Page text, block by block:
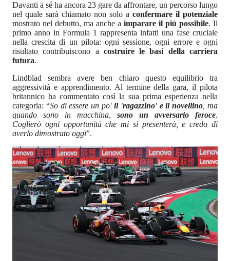
Davanti a sé ha ancora 23 gare da affrontare, un percorso lungo
nel quale sarà chiamato non solo a confermare il potenziale
mostrato nel debutto, ma anche a imparare il più possibile. Il
primo anno in Formula 1 rappresenta infatti una fase cruciale
nella crescita di un pilota: ogni sessione, ogni errore e ogni
risultato contribuiscono a costruire le basi della carriera
futura.
Lindblad sembra avere ben chiaro questo equilibrio tra
aggressività e apprendimento. Al termine della gara, il pilota
britannico ha commentato così la sua prima esperienza nella
categoria: “So di essere un po' il 'ragazzino' e il novellino , ma
quando sono in macchina,
sono un avversario feroce.
Coglierò ogni opportunità che mi si presenterà, e credo di
averlo dimostrato oggi”.